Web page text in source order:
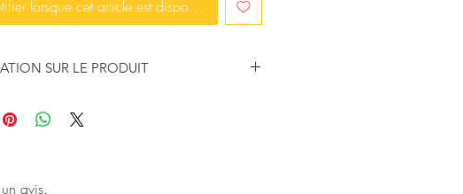
lorsque cet article est disponible
SUR LE PRODUIT
poney orange, couleurs, qui représentent
grecque, portées par les dieux et
avis.